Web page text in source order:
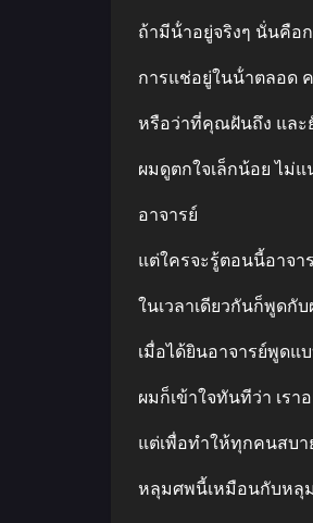
ถ้ามีน้ําอยู่จริงๆ นั่นคือ
การแช่อยู่ในน้ําตลอด
หรือว่าที่คุณฝันถึง และ
ผมดูตกใจเล็กน้อย ไม่
อาจารย์
แต่ใครจะรู้ตอนนี้อาจ
ในเวลาเดียวกันก็พูดกั
เมื่อได้ยินอาจารย์พูดแ
ผมก็เข้าใจทันทีว่า เรา
แต่เพื่อทําให้ทุกคนสบ
หลุมศพนี้เหมือนกับหลุม